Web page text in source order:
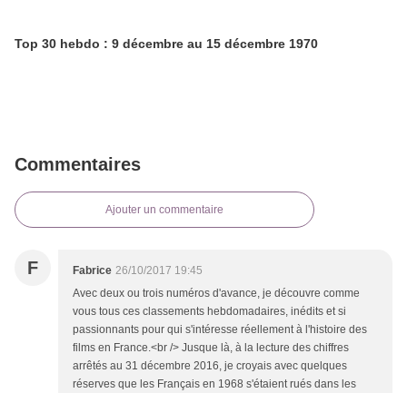
Top 30 hebdo : 9 décembre au 15 décembre 1970
Commentaires
Ajouter un commentaire
F Fabrice 26/10/2017 19:45
Avec deux ou trois numéros d'avance, je découvre comme
vous tous ces classements hebdomadaires, inédits et si
passionnants pour qui s'intéresse réellement à l'histoire des
films en France.<br /> Jusque là, à la lecture des chiffres
arrêtés au 31 décembre 2016, je croyais avec quelques
réserves que les Français en 1968 s'étaient rués dans les